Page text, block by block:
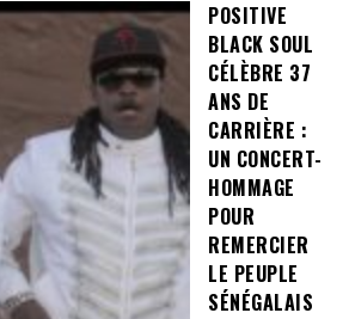
POSITIVE
BLACK SOUL
CÉLÈBRE 37
ANS DE
CARRIÈRE :
UN CONCERT-
HOMMAGE
POUR
REMERCIER
LE PEUPLE
SÉNÉGALAIS